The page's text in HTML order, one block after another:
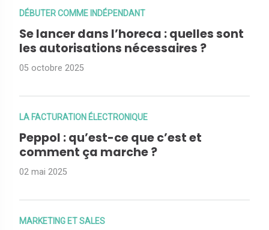
DÉBUTER COMME INDÉPENDANT
Se lancer dans l’horeca : quelles sont
les autorisations nécessaires ?
05 octobre 2025
LA FACTURATION ÉLECTRONIQUE
Peppol : qu’est-ce que c’est et
comment ça marche ?
02 mai 2025
MARKETING ET SALES